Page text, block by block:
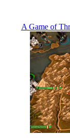
A Game of